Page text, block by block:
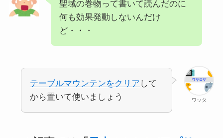
聖域の巻物って書いて読んだのに
何も効果発動しないんだけ
ど・・・
ワッタ
テーブルマウンテンをクリア して
から置いて使いましょう